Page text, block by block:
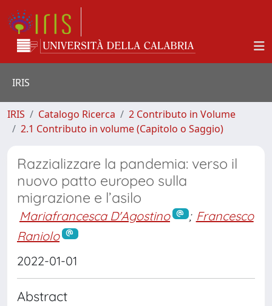
IRIS
IRIS Catalogo Ricerca
2 Contributo in Volume
2.1 Contributo in volume (Capitolo o Saggio)
Razzializzare la pandemia: verso il
nuovo patto europeo sulla
migrazione e l’asilo
Mariafrancesca D'Agostino ; Francesco
Raniolo
2022-01-01
Abstract